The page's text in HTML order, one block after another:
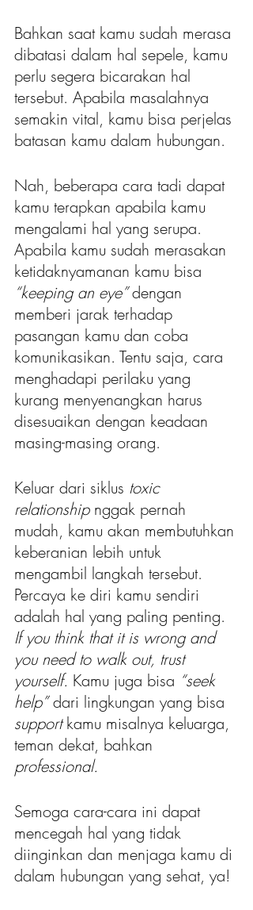
Bahkan saat kamu sudah merasa
dibatasi dalam hal sepele, kamu
perlu segera bicarakan hal
tersebut. Apabila masalahnya
semakin vital, kamu bisa perjelas
batasan kamu dalam hubungan.
Nah, beberapa cara tadi dapat
kamu terapkan apabila kamu
mengalami hal yang serupa.
Apabila kamu sudah merasakan
ketidaknyamanan kamu bisa
“keeping an eye” dengan
memberi jarak terhadap
pasangan kamu dan coba
komunikasikan. Tentu saja, cara
menghadapi perilaku yang
kurang menyenangkan harus
disesuaikan dengan keadaan
masing-masing orang.
Keluar dari siklus toxic
relationship nggak pernah
mudah, kamu akan membutuhkan
keberanian lebih untuk
mengambil langkah tersebut.
Percaya ke diri kamu sendiri
adalah hal yang paling penting.
If you think that it is wrong and
you need to walk out, trust
yourself. Kamu juga bisa “seek
help” dari lingkungan yang bisa
support kamu misalnya keluarga,
teman dekat, bahkan
professional.
Semoga cara-cara ini dapat
mencegah hal yang tidak
diinginkan dan menjaga kamu di
dalam hubungan yang sehat, ya!